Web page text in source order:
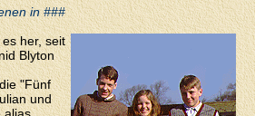
in ###
her, seit
Blyton
"Fünf
und
alias